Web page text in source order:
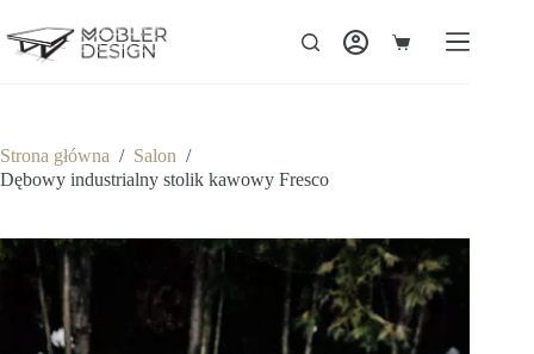
Strona główna / Salon /
Dębowy industrialny stolik kawowy Fresco